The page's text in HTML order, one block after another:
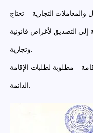
والمعاملات التجارية – تحتاج
إلى التصديق لأغراض قانونية
وتجارية.
– مطلوبة لطلبات الإقامة
الدائمة.